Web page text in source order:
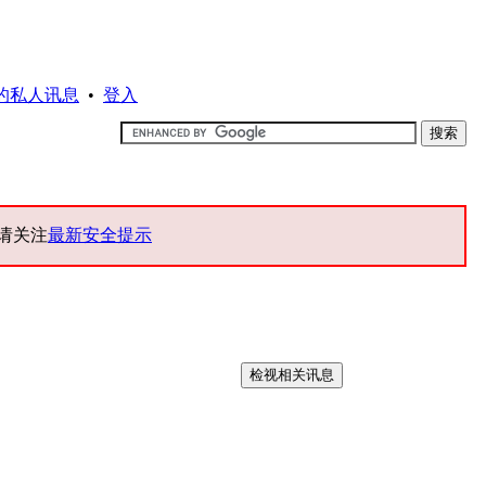
私人讯息 • 登入
关注最新安全提示